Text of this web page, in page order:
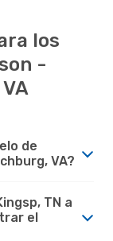
los
-
de
VA?
TN a
el